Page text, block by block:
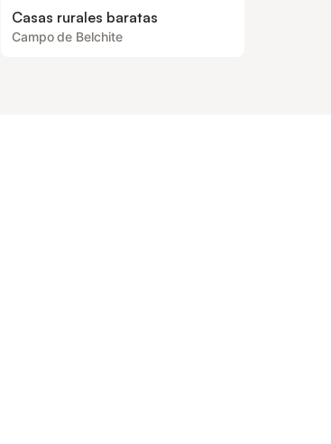
Casas rurales baratas
Campo de Belchite